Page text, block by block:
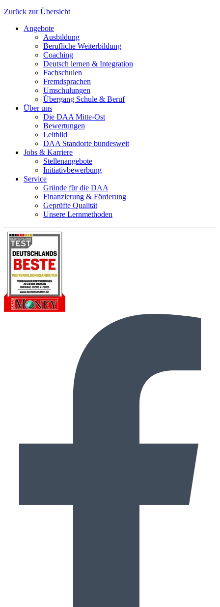
Zurück zur Übersicht
Angebote
Ausbildung
Berufliche Weiterbildung
Coaching
Deutsch lernen & Integration
Fachschulen
Fremdsprachen
Umschulungen
Übergang Schule & Beruf
Über uns
Die DAA Mitte-Ost
Bewertungen
Leitbild
DAA Standorte bundesweit
Jobs & Karriere
Stellenangebote
Initiativbewerbung
Service
Gründe für die DAA
Finanzierung & Förderung
Geprüfte Qualität
Unsere Lernmethoden